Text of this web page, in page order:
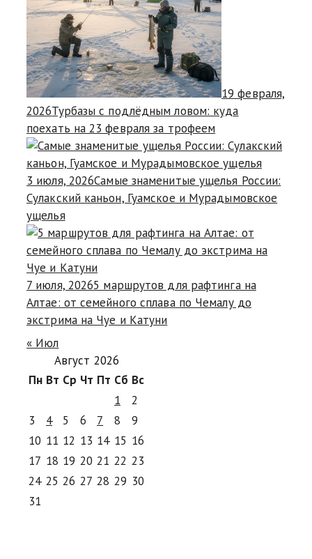
19 февраля,
2026Турбазы с подлёдным ловом: куда
поехать на 23 февраля за трофеем
3 июля, 2026Самые знаменитые ущелья России:
Сулакский каньон, Гуамское и Мурадымовское
ущелья
7 июля, 20265 маршрутов для рафтинга на
Алтае: от семейного сплава по Чемалу до
экстрима на Чуе и Катуни
« Июл
Август 2026
Пн Вт Ср Чт Пт Сб Вс
1
2
3
4 5 6 7 8
9
10 11 12 13 14 15 16
17 18 19 20 21 22 23
24 25 26 27 28 29 30
31